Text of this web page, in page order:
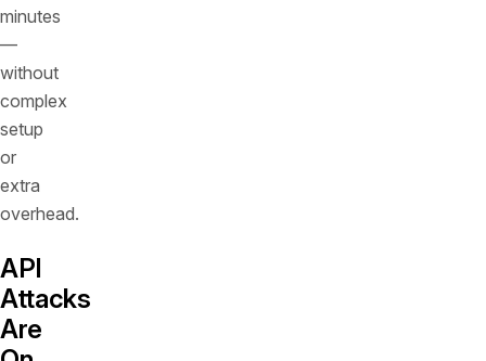
minutes
—
without
complex
setup
or
extra
overhead.
API
Attacks
Are